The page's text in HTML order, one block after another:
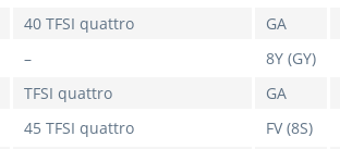
40 TFSI quattro GA
– 8Y (GY)
TFSI quattro GA
45 TFSI quattro FV (8S)